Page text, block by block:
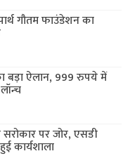
गौतम फाउंडेशन का
बड़ा ऐलान, 999 रुपये में
पर जोर, एसडी
कार्यशाला